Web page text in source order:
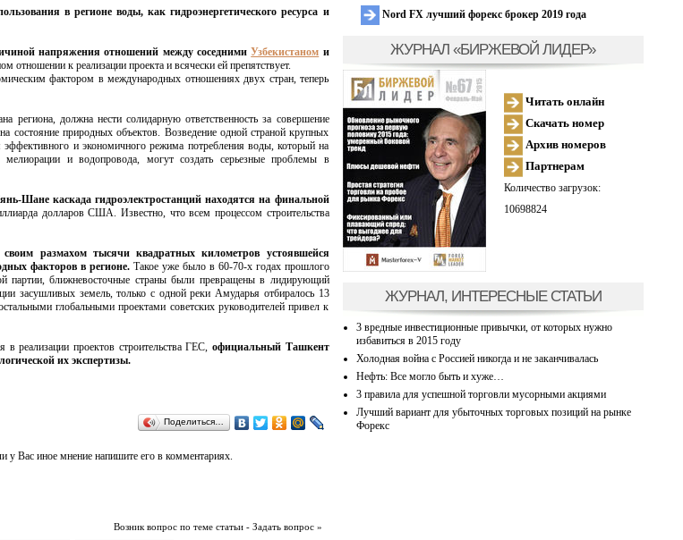
в регионе воды, как гидроэнергетического ресурса и
напряжения отношений между соседнимиУзбекистаном и
отношении к реализации проекта и всячески ей препятствует.
фактором в международных отношениях двух стран, теперь
региона, должна нести солидарную ответственность за совершение
состояние природных объектов. Возведение одной страной крупных
эффективного и экономичного режима потребления воды, который на
и водопровода, могут создать серьезные проблемы в
Шане каскада гидроэлектростанций находятся на финальной
долларов США. Известно, что всем процессом строительства
размахом тысячи квадратных километров устоявшейся
факторов в регионе.Такое уже было в 60-70-х годах прошлого
партии, ближневосточные страны были превращены в лидирующий
засушливых земель, только с одной реки Амударья отбиралось 13
глобальными проектами советских руководителей привел к
в реализации проектов строительства ГЕС, официальный Ташкент
их экспертизы.
Поделиться…
у Вас иное мнение напишите его в комментариях.
Возник вопрос по теме статьи - Задать вопрос »
Nord FX лучший форекс брокер 2019 года
ЖУРНАЛ «БИРЖЕВОЙ ЛИДЕР»
Читать онлайн
Скачать номер
Архив номеров
Партнерам
Количество загрузок:
10698824
ЖУРНАЛ, ИНТЕРЕСНЫЕ СТАТЬИ
3 вредные инвестиционные привычки, от которых нужно
избавиться в 2015 году
Холодная война с Россией никогда и не заканчивалась
Нефть: Все могло быть и хуже…
3 правила для успешной торговли мусорными акциями
Лучший вариант для убыточных торговых позиций на рынке
Форекс